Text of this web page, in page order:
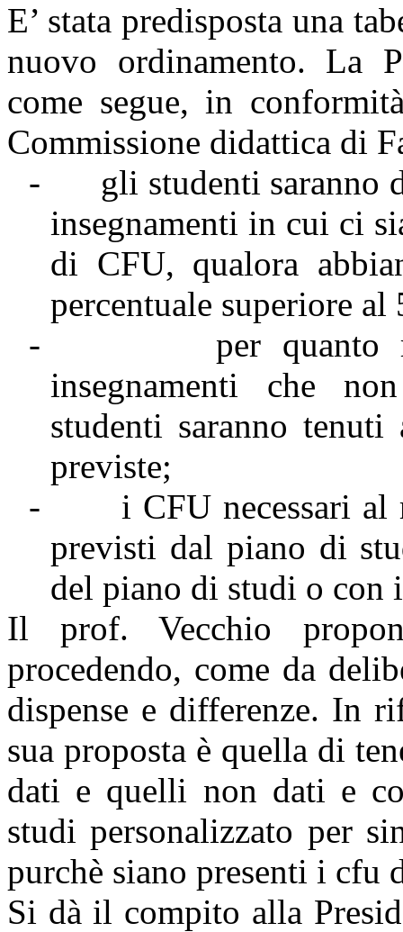
E’ stata predisposta una
nuovo ordinamento. La
come segue, in
Commissione didattica di
-
gli studenti saranno
insegnamenti in cui ci
di CFU, qualora
percentuale superiore al
-
per quanto
insegnamenti che
studenti saranno
previste;
-
i CFU necessari
previsti dal piano di
del piano di studi o con
Il prof. Vecchio
procedendo, come da
dispense e differenze. In
sua proposta è quella di
dati e quelli non dati e
studi personalizzato per
purchè siano presenti i cfu
Si dà il compito alla